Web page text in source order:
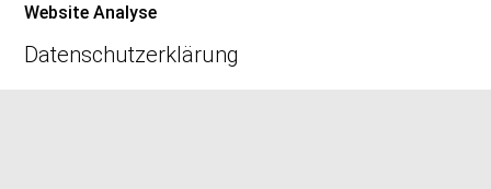
Website Analyse
Datenschutzerklärung